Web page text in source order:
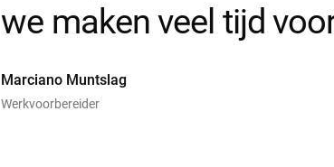
we maken veel tijd
Marciano Muntslag
Werkvoorbereider